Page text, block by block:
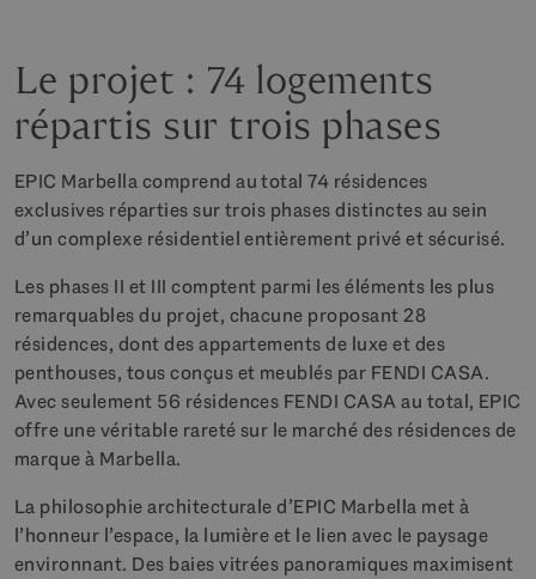
Le projet : 74 logements
répartis sur trois phases
EPIC Marbella comprend au total 74 résidences
exclusives réparties sur trois phases distinctes au sein
d’un complexe résidentiel entièrement privé et sécurisé.
Les phases II et III comptent parmi les éléments les plus
remarquables du projet, chacune proposant 28
résidences, dont des appartements de luxe et des
penthouses, tous conçus et meublés par FENDI CASA.
Avec seulement 56 résidences FENDI CASA au total, EPIC
offre une véritable rareté sur le marché des résidences de
marque à Marbella.
La philosophie architecturale d’EPIC Marbella met à
l’honneur l’espace, la lumière et le lien avec le paysage
environnant. Des baies vitrées panoramiques maximisent